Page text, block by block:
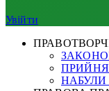
Увійти
НАБУЛИ